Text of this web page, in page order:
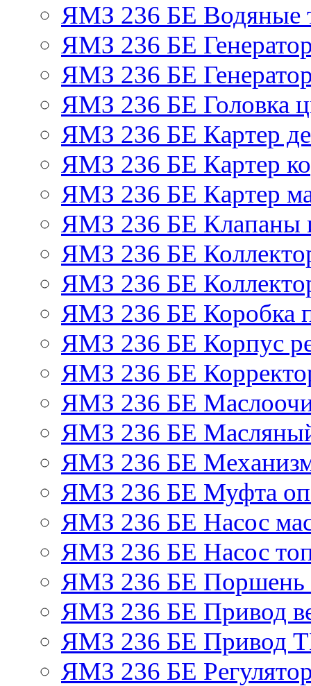
ЯМЗ 236 БЕ Водяные
ЯМЗ 236 БЕ
ЯМЗ 236 БЕ
ЯМЗ 236 БЕ Головка
ЯМЗ 236 БЕ Картер
ЯМЗ 236 БЕ Картер
ЯМЗ 236 БЕ Картер
ЯМЗ 236 БЕ Клапаны
ЯМЗ 236 БЕ
ЯМЗ 236 БЕ
ЯМЗ 236 БЕ Коробка
ЯМЗ 236 БЕ Корпус
ЯМЗ 236 БЕ
ЯМЗ 236 БЕ
ЯМЗ 236 БЕ Масляный
ЯМЗ 236 БЕ Механизм
ЯМЗ 236 БЕ Муфта
ЯМЗ 236 БЕ Насос
ЯМЗ 236 БЕ Насос
ЯМЗ 236 БЕ Поршень
ЯМЗ 236 БЕ Привод
ЯМЗ 236 БЕ Привод
ЯМЗ 236 БЕ